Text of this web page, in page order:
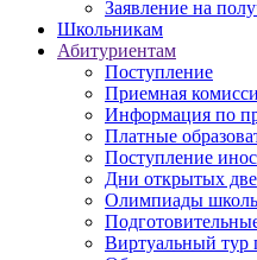
Заявление на
Школьникам
Абитуриентам
Поступление
Приемная
Информация по
Платные
Поступление
Дни открытых
Олимпиады
Виртуальный